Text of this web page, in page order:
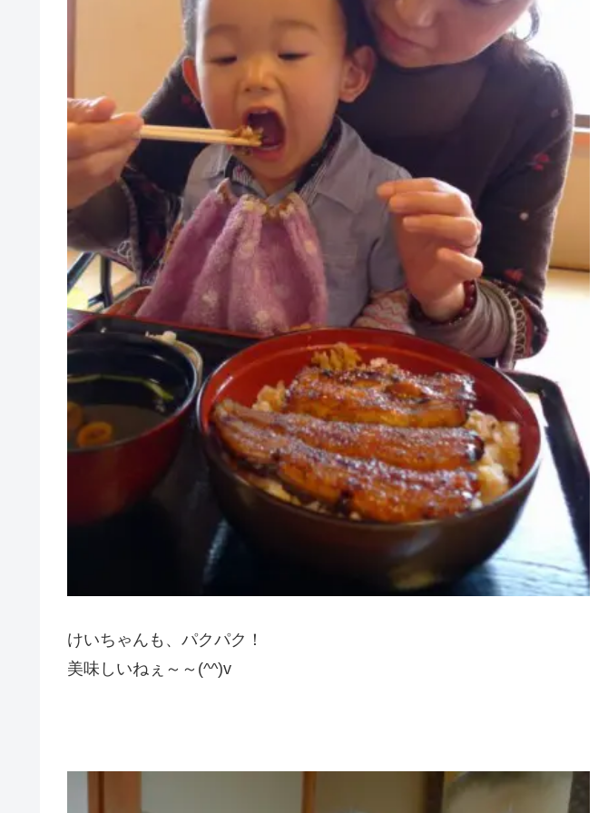
けいちゃんも、パクパク！
美味しいねぇ～～(^^)v